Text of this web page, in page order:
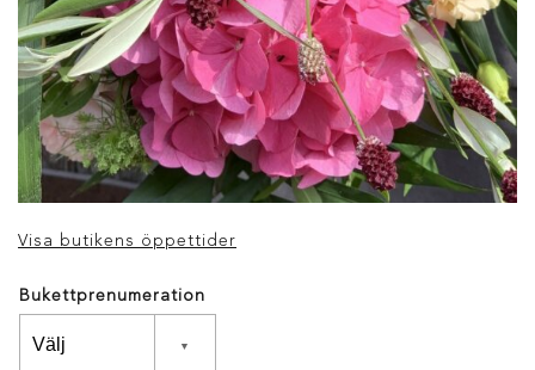
Visa butikens öppettider
Bukettprenumeration